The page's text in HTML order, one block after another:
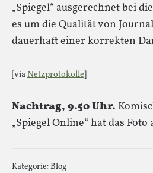
„Spiegel“ ausgerechnet bei
es um die Qualität von
dauerhaft einer korrekten
[viaNetzprotokolle]
Nachtrag, 9.50 Uhr.
„Spiegel Online“ hat das Foto
Kategorie:Blog